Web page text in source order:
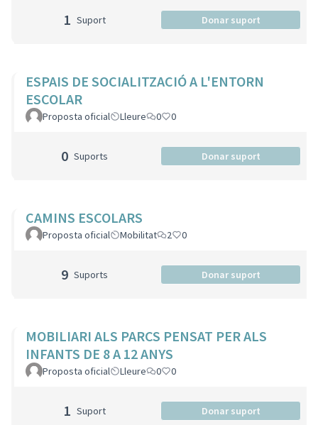
1 Suport Donar suport
ESPAIS DE SOCIALITZACIÓ A L'ENTORN
ESCOLAR
Proposta oficial Lleure 0 0
0 Suports Donar suport
CAMINS ESCOLARS
Proposta oficial Mobilitat 2 0
9 Suports Donar suport
MOBILIARI ALS PARCS PENSAT PER ALS
INFANTS DE 8 A 12 ANYS
Proposta oficial Lleure 0 0
1 Suport Donar suport